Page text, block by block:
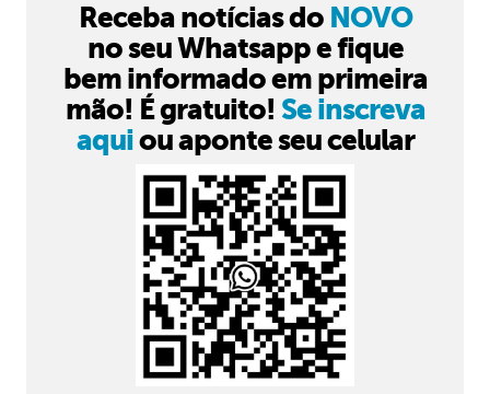
Receba notícias do NOVO
no seu Whatsapp e fique
bem informado em primeira
mão! É gratuito! Se inscreva
aquiou aponte seu celular